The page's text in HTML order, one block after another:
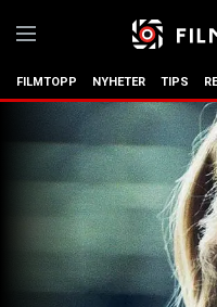
FILMTOPP NYHETER TIPS